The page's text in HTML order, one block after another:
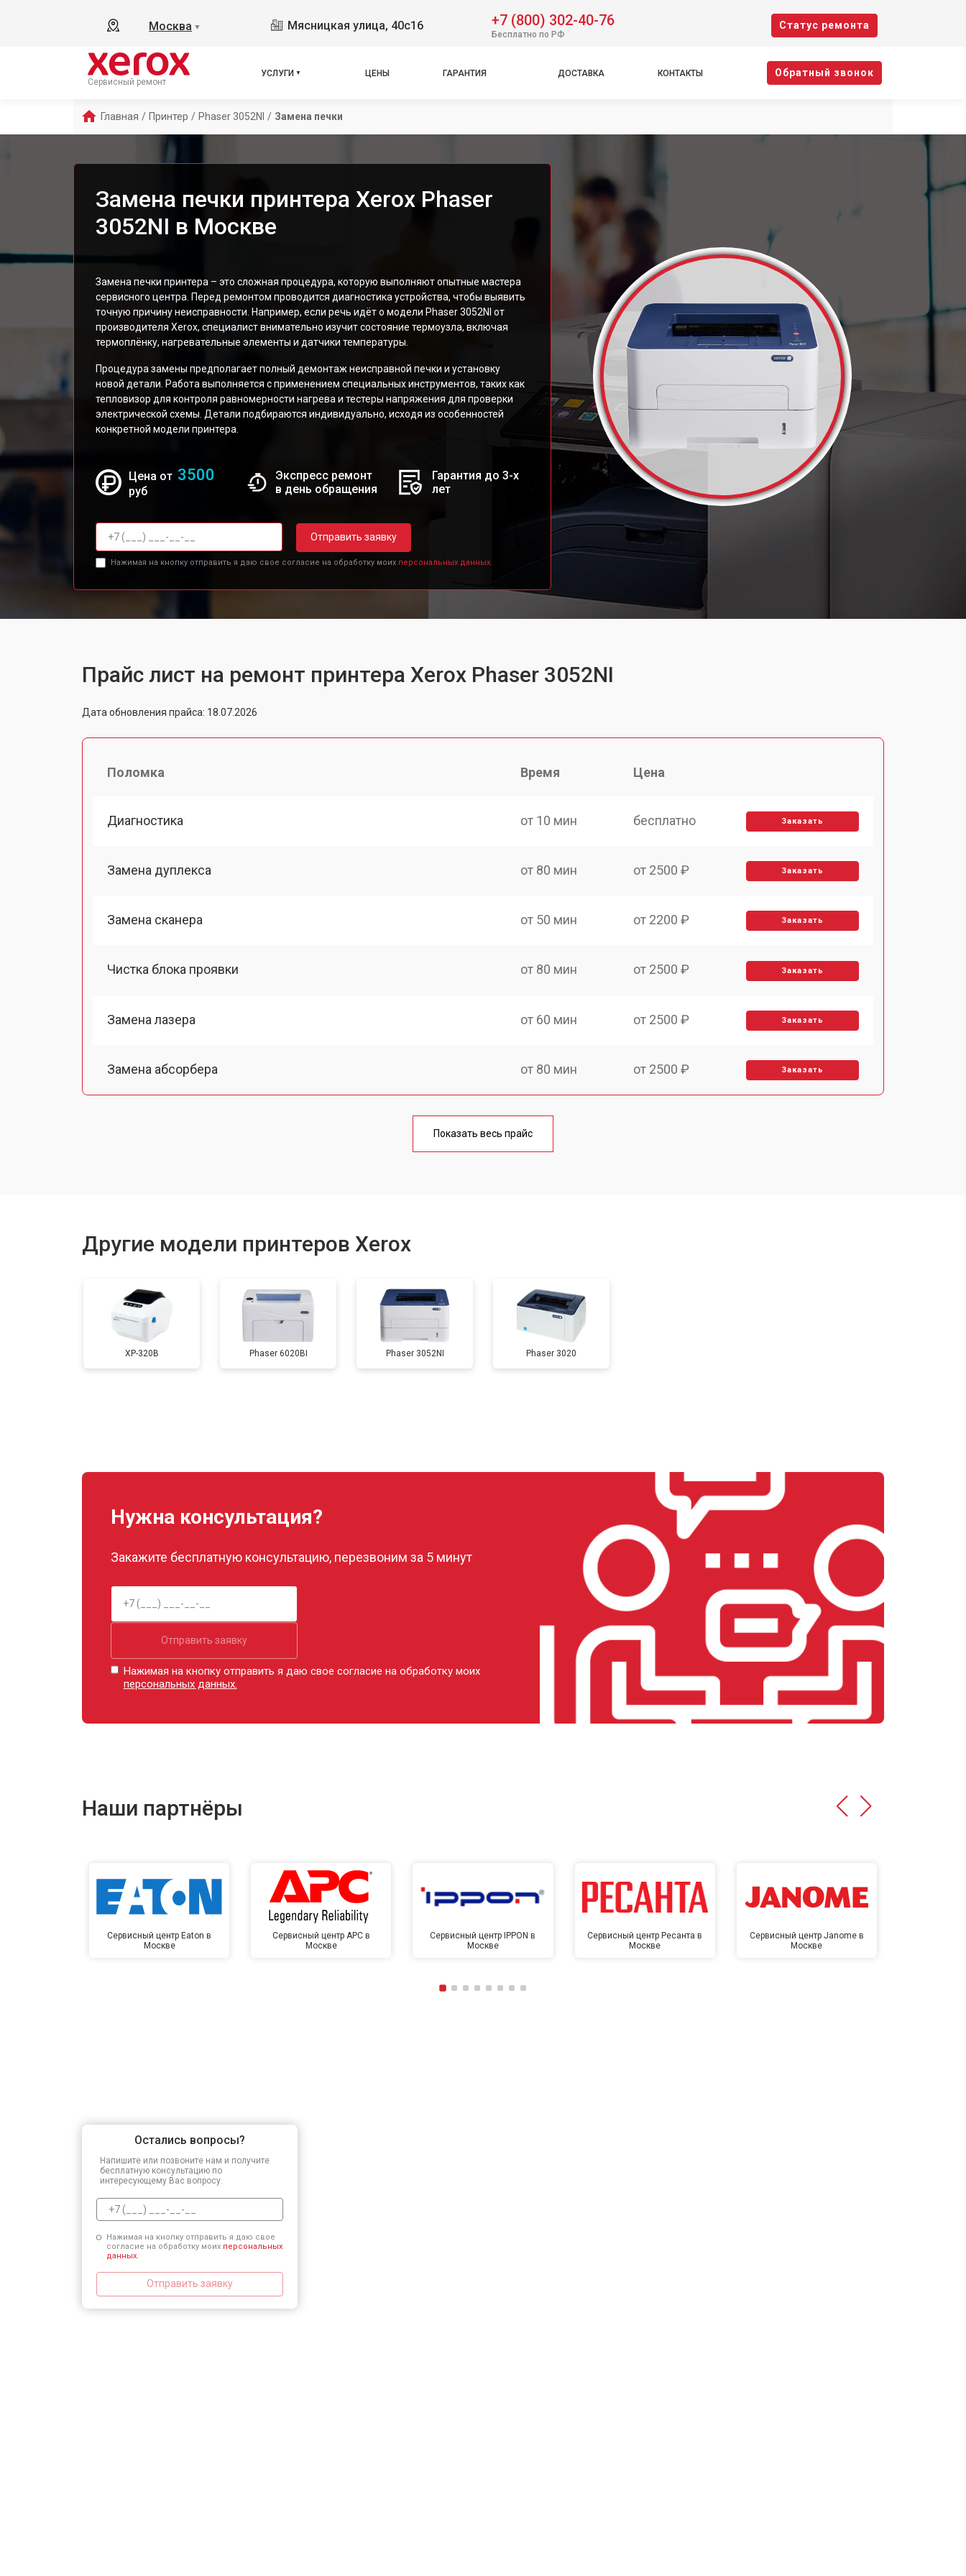
Москва ▼ Мясницкая улица, 40с16 +7 (800) 302-40-76
Бесплатно по РФ
Cтатус ремонта
Сервисный ремонт
УСЛУГИ ЦЕНЫ ГАРАНТИЯ ДОСТАВКА КОНТАКТЫ Oбратный звонок
Главная / Принтер / Phaser 3052NI / Замена печки
Замена печки принтера Xerox Phaser
3052NI в Москве
Замена печки принтера – это сложная процедура, которую выполняют опытные мастера
сервисного центра. Перед ремонтом проводится диагностика устройства, чтобы выявить
точную причину неисправности. Например, если речь идёт о модели Phaser 3052NI от
производителя Xerox, специалист внимательно изучит состояние термоузла, включая
термоплёнку, нагревательные элементы и датчики температуры.
Процедура замены предполагает полный демонтаж неисправной печки и установку
новой детали. Работа выполняется с применением специальных инструментов, таких как
тепловизор для контроля равномерности нагрева и тестеры напряжения для проверки
электрической схемы. Детали подбираются индивидуально, исходя из особенностей
конкретной модели принтера.
Цена от 3500
руб
Экспресс ремонт
в день обращения
Гарантия до 3-х
лет
Отправить заявку
Нажимая на кнопку отправить я даю свое согласие на обработку моих персональных данных.
Прайс лист на ремонт принтера Xerox Phaser 3052NI
Дата обновления прайса: 18.07.2026
Поломка Время Цена
Диагностика от 10 мин бесплатно Заказать
Замена дуплекса от 80 мин от 2500 ₽ Заказать
Замена сканера от 50 мин от 2200 ₽ Заказать
Чистка блока проявки от 80 мин от 2500 ₽ Заказать
Замена лазера от 60 мин от 2500 ₽ Заказать
Замена абсорбера от 80 мин от 2500 ₽ Заказать
от 70 мин
Замена каретки от 80 мин
Замена Wi-Fi от 50 мин
Показать весь прайс
Другие модели принтеров Xerox
XP-320B Phaser 6020BI Phaser 3052NI Phaser 3020
Нужна консультация?
Закажите бесплатную консультацию, перезвоним за 5 минут
Отправить заявку
Нажимая на кнопку отправить я даю свое согласие на обработку моих
персональных данных.
Наши партнёры
Сервисный центр Eaton в
Москве
Сервисный центр APC в
Москве
Сервисный центр IPPON в
Москве
Сервисный центр Ресанта в
Москве
Сервисный центр Janome в
Москве
Остались вопросы?
Напишите или позвоните нам и получите
бесплатную консультацию по
интересующему Вас вопросу.
Нажимая на кнопку отправить я даю свое
согласие на обработку моих персональных
данных.
Отправить заявку